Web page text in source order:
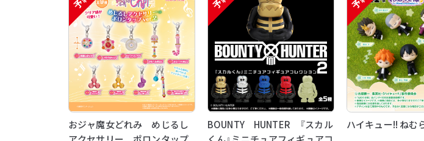
おジャ魔女どれみ めじるし
BOUNTY HUNTER 『スカル
ハイキュー!! ねむ